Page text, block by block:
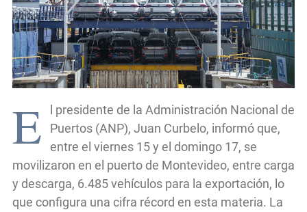
E
l presidente de la Administración Nacional de
Puertos (ANP), Juan Curbelo, informó que,
entre el viernes 15 y el domingo 17, se
movilizaron en el puerto de Montevideo, entre carga
y descarga, 6.485 vehículos para la exportación, lo
que configura una cifra récord en esta materia. La